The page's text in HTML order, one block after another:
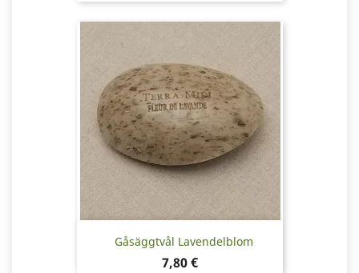
Gåsäggtvål Lavendelblom
Pris
7,80 €